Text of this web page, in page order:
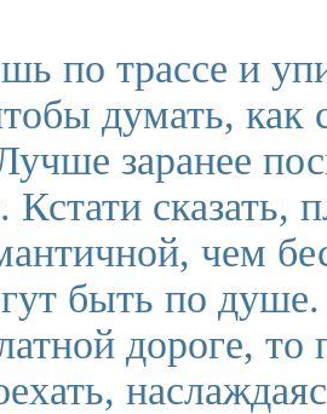
по трассе и
думать, как
заранее
сказать,
чем
быть по
дороге,